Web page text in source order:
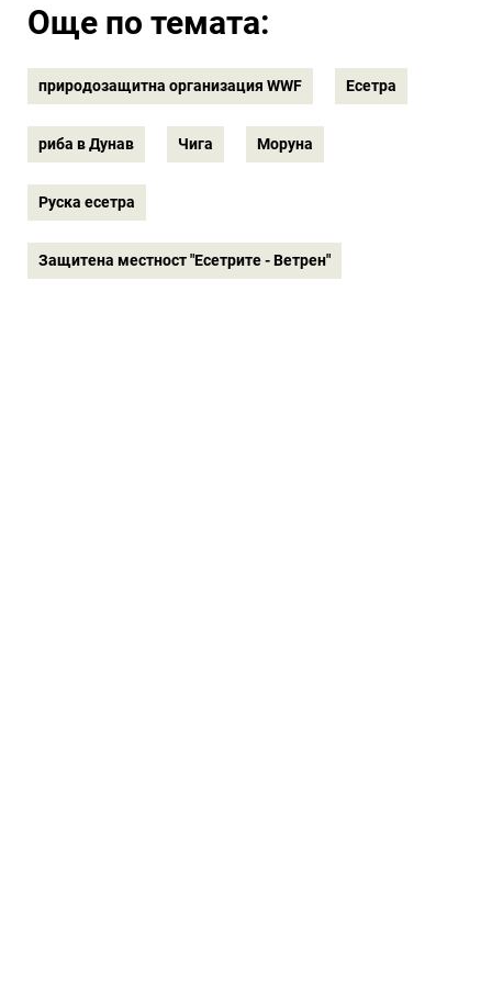
Още по темата:
природозащитна организация WWF Есетра
риба в Дунав Чига Моруна
Руска есетра
Защитена местност "Есетрите - Ветрен"